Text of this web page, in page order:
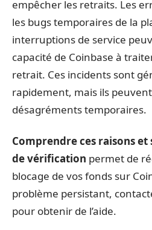
empêcher les retraits. Les
les bugs temporaires de la
interruptions de service
capacité de Coinbase à
retrait. Ces incidents sont
rapidement, mais ils
désagréments temporaires.
Comprendre ces raisons
de vérification permet de
blocage de vos fonds sur
problème persistant,
pour obtenir de l’aide.